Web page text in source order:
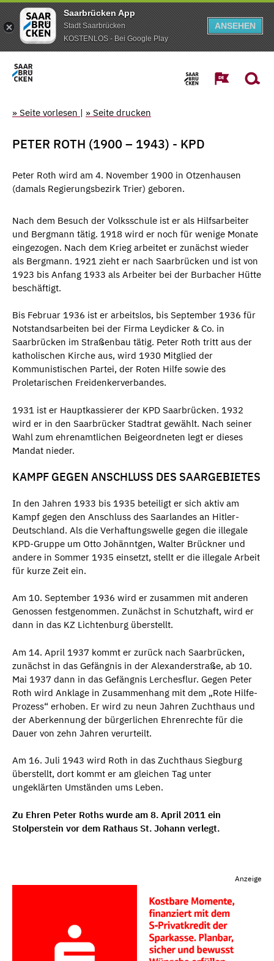
Saarbrücken App
Stadt Saarbrücken
KOSTENLOS - Bei Google Play
ANSEHEN
» Seite vorlesen | » Seite drucken
PETER ROTH (1900 – 1943) - KPD
Peter Roth wird am 4. November 1900 in Otzenhausen
(damals Regierungsbezirk Trier) geboren.
Nach dem Besuch der Volksschule ist er als Hilfsarbeiter
und Bergmann tätig. 1918 wird er noch für wenige Monate
eingezogen. Nach dem Krieg arbeitet er zunächst wieder
als Bergmann. 1921 zieht er nach Saarbrücken und ist von
1923 bis Anfang 1933 als Arbeiter bei der Burbacher Hütte
beschäftigt.
Bis Februar 1936 ist er arbeitslos, bis September 1936 für
Notstandsarbeiten bei der Firma Leydicker & Co. in
Saarbrücken im Straßenbau tätig. Peter Roth tritt aus der
katholischen Kirche aus, wird 1930 Mitglied der
Kommunistischen Partei, der Roten Hilfe sowie des
Proletarischen Freidenkerverbandes.
1931 ist er Hauptkassierer der KPD Saarbrücken. 1932
wird er in den Saarbrücker Stadtrat gewählt. Nach seiner
Wahl zum ehrenamtlichen Beigeordneten legt er dieses
Mandat nieder.
KAMPF GEGEN ANSCHLUSS DES SAARGEBIETES
In den Jahren 1933 bis 1935 beteiligt er sich aktiv am
Kampf gegen den Anschluss des Saarlandes an Hitler-
Deutschland. Als die Verhaftungswelle gegen die illegale
KPD-Gruppe um Otto Johänntgen, Walter Brückner und
andere in Sommer 1935 einsetzt, stellt er die illegale Arbeit
für kurze Zeit ein.
Am 10. September 1936 wird er zusammen mit anderen
Genossen festgenommen. Zunächst in Schutzhaft, wird er
dann in das KZ Lichtenburg überstellt.
Am 14. April 1937 kommt er zurück nach Saarbrücken,
zunächst in das Gefängnis in der Alexanderstraße, ab 10.
Mai 1937 dann in das Gefängnis Lerchesflur. Gegen Peter
Roth wird Anklage in Zusammenhang mit dem „Rote Hilfe-
Prozess“ erhoben. Er wird zu neun Jahren Zuchthaus und
der Aberkennung der bürgerlichen Ehrenrechte für die
Dauer von zehn Jahren verurteilt.
Am 16. Juli 1943 wird Roth in das Zuchthaus Siegburg
überstellt, dort kommt er am gleichen Tag unter
ungeklärten Umständen ums Leben.
Zu Ehren Peter Roths wurde am 8. April 2011 ein
Stolperstein vor dem Rathaus St. Johann verlegt.
Anzeige